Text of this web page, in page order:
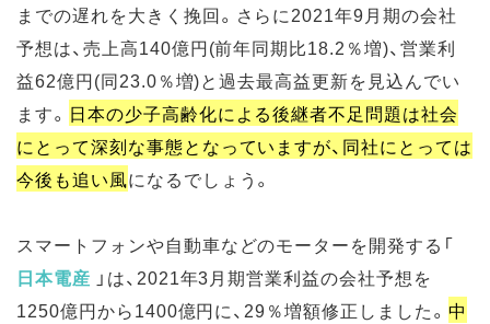
までの遅れを大きく挽回。さらに2021年9月期の会社
予想は、売上高140億円(前年同期比18.2％増)、営業利
益62億円(同23.0％増)と過去最高益更新を見込んでい
ます。 日本の少子高齢化による後継者不足問題は社会
にとって深刻な事態となっていますが、同社にとっては
今後も追い風になるでしょう。
スマートフォンや自動車などのモーターを開発する「
日本電産 」は、2021年3月期営業利益の会社予想を
1250億円から1400億円に、29％増額修正しました。 中